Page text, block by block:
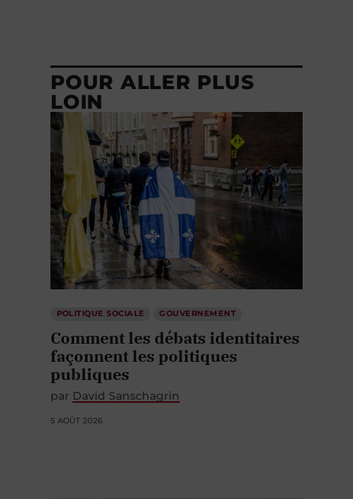
POUR ALLER PLUS
LOIN
POLITIQUE SOCIALE GOUVERNEMENT
Comment les débats identitaires
façonnent les politiques
publiques
par David Sanschagrin
5 AOÛT 2026